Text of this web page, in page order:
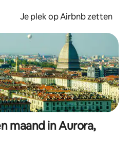
Je plek op Airbnb zetten
maand in Aurora,